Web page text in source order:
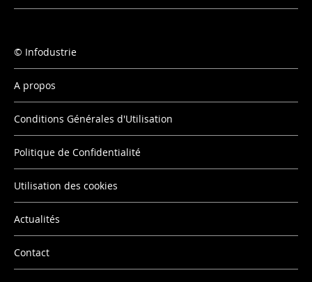
Infodustrie
A propos
Conditions Générales d'Utilisation
Politique de Confidentialité
Utilisation des cookies
Actualités
Contact